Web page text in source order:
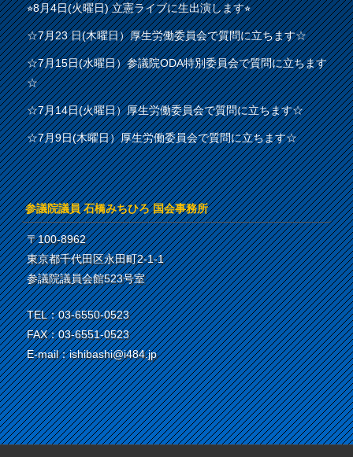
⭐︎8月4日(火曜日) 立憲ライブに生出演します⭐︎
☆7月23 日(木曜日）厚生労働委員会で質問に立ちます☆
☆7月15日(水曜日）参議院ODA特別委員会で質問に立ちます
☆
☆7月14日(火曜日）厚生労働委員会で質問に立ちます☆
☆7月9日(木曜日）厚生労働委員会で質問に立ちます☆
参議院議員 石橋みちひろ 国会事務所
〒100-8962
東京都千代田区永田町2-1-1
参議院議員会館523号室
TEL：03-6550-0523
FAX：03-6551-0523
E-mail：ishibashi@i484.jp